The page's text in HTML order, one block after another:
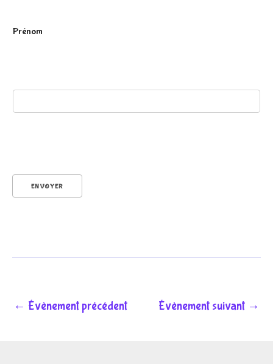
r
Prénom
ENVOYER
← Évènement précédent Évènement suivant →